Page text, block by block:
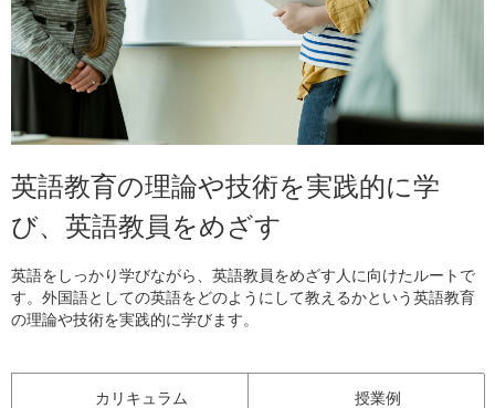
英語教育の理論や技術を実践的に学
び、英語教員をめざす
英語をしっかり学びながら、英語教員をめざす人に向けたルートで
す。外国語としての英語をどのようにして教えるかという英語教育
の理論や技術を実践的に学びます。
カリキュラム 授業例